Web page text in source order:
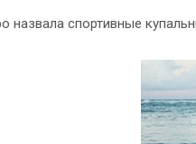
назвала спортивные